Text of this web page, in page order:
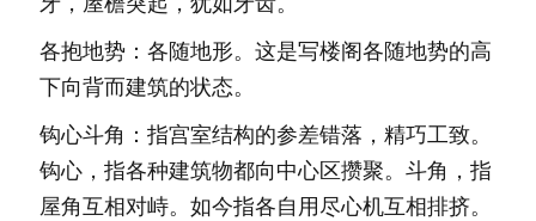
各抱地势：各随地形。这是写楼阁各随地势的高
下向背而建筑的状态。
钩心斗角：指宫室结构的参差错落，精巧工致。
钩心，指各种建筑物都向中心区攒聚。斗角，指
屋角互相对峙。如今指各自用尽心机互相排挤。